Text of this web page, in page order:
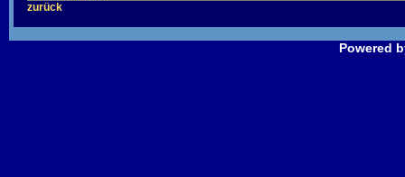
zurück
Powered